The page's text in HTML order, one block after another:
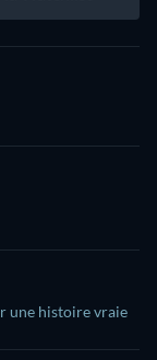
une histoire vraie